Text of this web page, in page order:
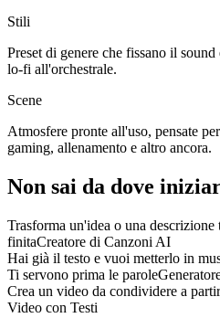
Stili
Preset di genere che fissano il
lo-fi all'orchestrale.
Scene
Atmosfere pronte all'uso, pensate
gaming, allenamento e altro ancora.
Non sai da dove
Trasforma un'idea o una descrizione
finitaCreatore di Canzoni AI
Hai già il testo e vuoi metterlo in
Ti servono prima le parole
Crea un video da condividere a
Video con Testi